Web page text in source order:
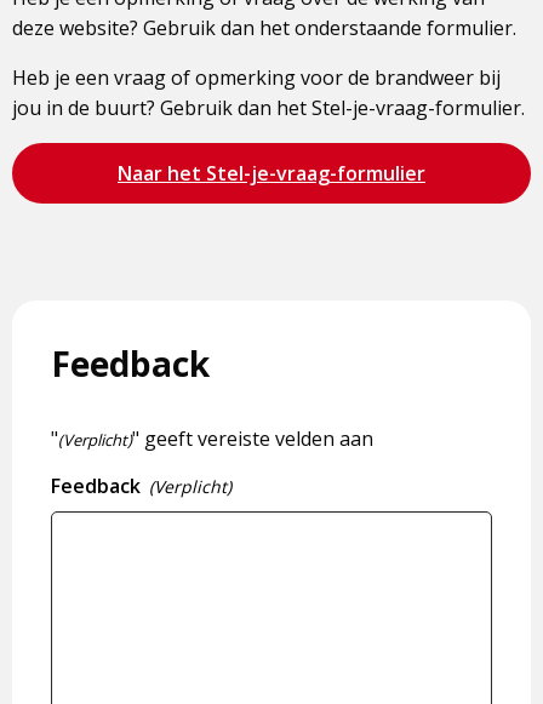
deze website? Gebruik dan het onderstaande formulier.
Heb je een vraag of opmerking voor de brandweer bij
jou in de buurt? Gebruik dan het Stel-je-vraag-formulier.
Bezoek
de
Naar het Stel-je-vraag-formulier
Feedback
"(Verplicht)" geeft vereiste velden aan
Feedback (Verplicht)